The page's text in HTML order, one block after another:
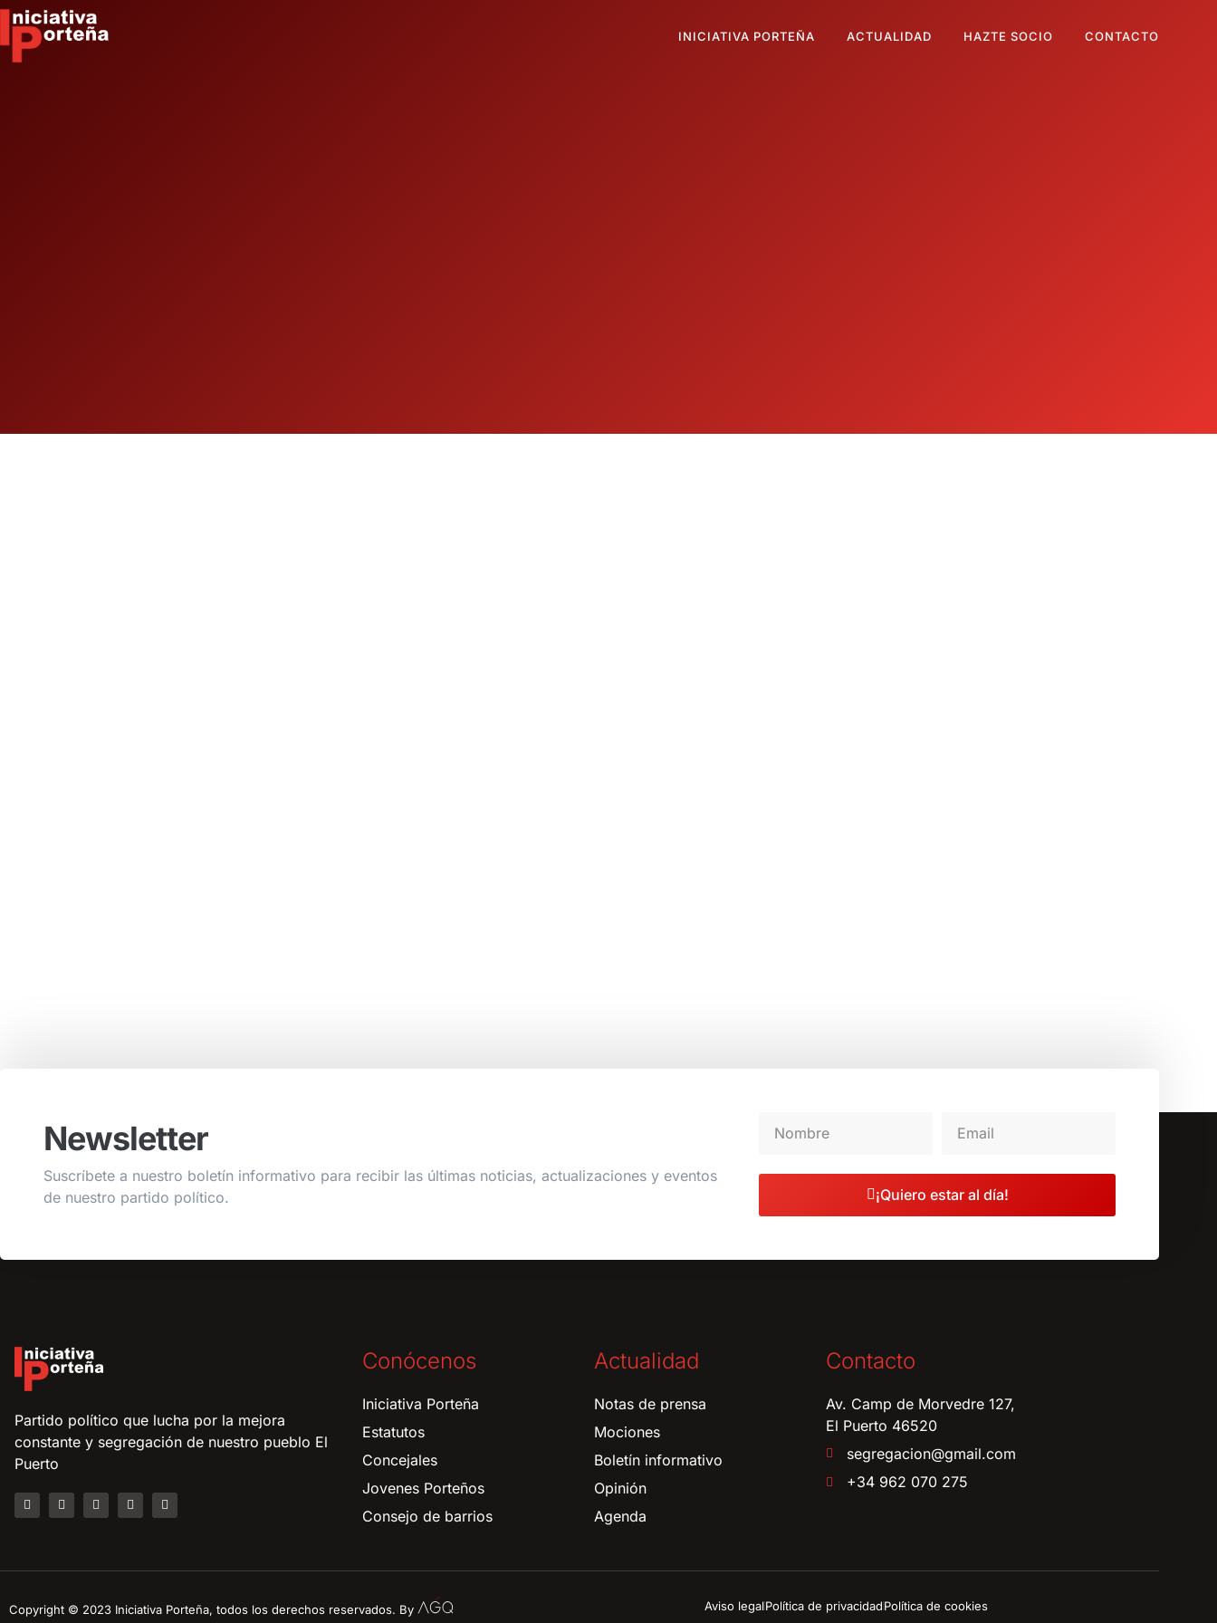
INICIATIVA PORTEÑA ACTUALIDAD HAZTE SOCIO CONTACTO
Newsletter
Suscríbete a nuestro boletín informativo para recibir las últimas noticias, actualizaciones y eventos
de nuestro partido político.
¡Quiero estar al día!
Partido político que lucha por la mejora
constante y segregación de nuestro pueblo El
Puerto
Conócenos
Iniciativa Porteña
Estatutos
Concejales
Jovenes Porteños
Consejo de barrios
Actualidad
Notas de prensa
Mociones
Boletín informativo
Opinión
Agenda
Contacto
Av. Camp de Morvedre 127,
El Puerto 46520
segregacion@gmail.com
+34 962 070 275
Copyright © 2023 Iniciativa Porteña, todos los derechos reservados. By Aviso legalPolítica de privacidadPolítica de cookies